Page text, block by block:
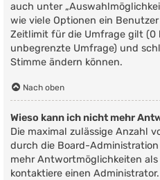
auch unter
wie viele Optionen ein
Zeitlimit für die Umfrage gilt (0
unbegrenzte Umfrage) und
Stimme ändern können.
Nach oben
Wieso kann ich nicht mehr
Die maximal zulässige Anzahl
durch die Board-
mehr Antwortmöglichkeiten
kontaktiere einen Administrator.